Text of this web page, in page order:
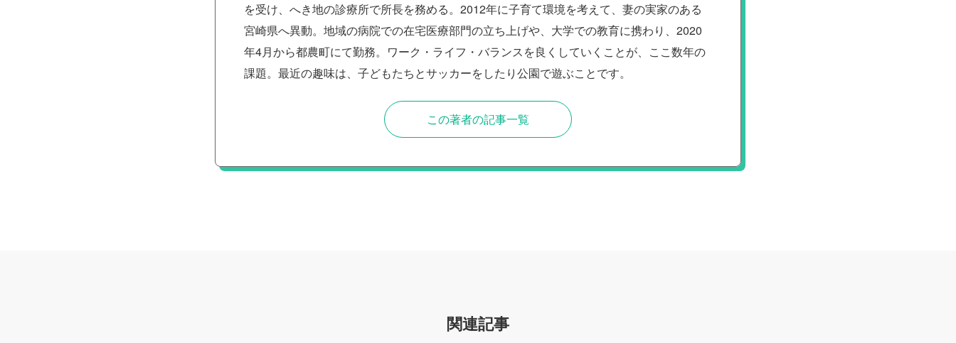
を受け、へき地の診療所で所長を務める。2012年に子育て環境を考えて、妻の実家のある
宮崎県へ異動。地域の病院での在宅医療部門の立ち上げや、大学での教育に携わり、2020
年4月から都農町にて勤務。ワーク・ライフ・バランスを良くしていくことが、ここ数年の
課題。最近の趣味は、子どもたちとサッカーをしたり公園で遊ぶことです。
この著者の記事一覧
関連記事